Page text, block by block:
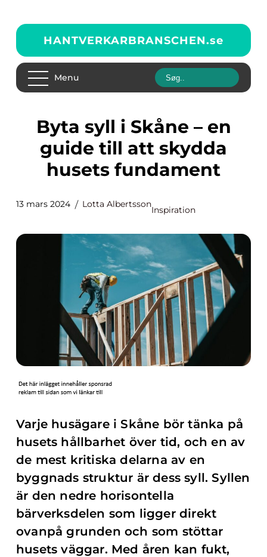
HANTVERKARBRANSCHEN.se
Menu
Byta syll i Skåne – en
guide till att skydda
husets fundament
13 mars 2024 Lotta Albertsson
Inspiration
Varje husägare i Skåne bör tänka på
husets hållbarhet över tid, och en av
de mest kritiska delarna av en
byggnads struktur är dess syll. Syllen
är den nedre horisontella
bärverksdelen som ligger direkt
ovanpå grunden och som stöttar
husets väggar. Med åren kan fukt,